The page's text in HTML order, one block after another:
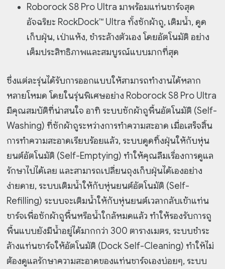
Roborock S8 Pro Ultra มาพร้อมแท่นชาร์จสุด
อัจฉริยะ RockDock™ Ultra ทั้งซักผ้าถู, เติมน้ำ, ดูด
เก็บฝุ่น, เป่าแห้ง, ชำระล้างตัวเอง โดยอัตโนมัติ อย่าง
เต็มประสิทธิภาพและสมบูรณ์แบบมากที่สุด
ซึ่งแต่ละรุ่นได้รับการออกแบบให้สามารถทำงานได้หลาก
หลายโหมด โดยในรุ่นพิเศษอย่าง Roborock S8 Pro Ultra
มีคุณสมบัติที่น่าสนใจ อาทิ ระบบซักผ้าถูพื้นอัตโนมัติ (Self-
Washing) ที่ซักผ้าถูระหว่างการทำความสะอาด เมื่อเสร็จสิ้น
การทำความสะอาดเรียบร้อยแล้ว, ระบบดูดทิ้งฝุ่นให้กับหุ่น
ยนต์อัตโนมัติ (Self-Emptying) ทำให้คุณลืมเรื่องการดูแล
รักษาไปได้เลย และสามารถเปลี่ยนถุงเก็บฝุ่นได้เองอย่าง
ง่ายดาย, ระบบเติมน้ำให้กับหุ่นยนต์อัตโนมัติ (Self-
Refilling) ระบบจะเติมน้ำให้กับหุ่นยนต์เวลากลับเข้าแท่น
ชาร์จเพื่อซักผ้าถูพื้นหรือน้ำใกล้หมดแล้ว ทำให้รองรับการถู
พื้นแบบยังมีน้ำอยู่ได้มากกว่า 300 ตารางเมตร, ระบบชำระ
ล้างแท่นชาร์จให้อัตโนมัติ (Dock Self-Cleaning) ทำให้ไม่
ต้องดูแลรักษาความสะอาดของแท่นชาร์จเองบ่อยๆ, ระบบ